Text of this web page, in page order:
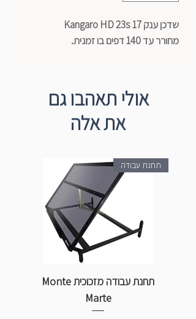
שדכן ענק Kangaro HD 23s 17
מחורר עד 140 דפים בו זמנית.
אולי תאהבו גם
את אלה
תחנת עבודה
תחנת עבודה מזכוכית Monte
Marte